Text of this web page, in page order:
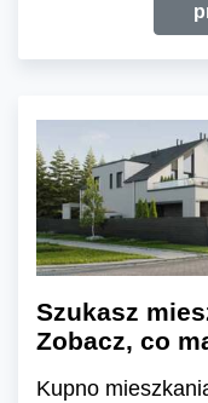
Szukasz
Zobacz, co
Kupno